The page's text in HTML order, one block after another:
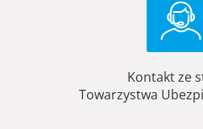
Kontakt ze
Towarzystwa